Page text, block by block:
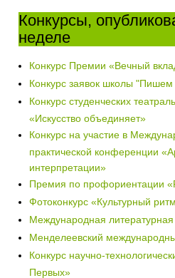
Конкурсы,
неделе
Конкурс Премии «Вечный
Конкурс заявок школы
Конкурс студенческих
«Искусство объединяет»
Конкурс на участие в
практической конференции
интерпретации»
Премия по профориентации
Фотоконкурс «Культурный
Международная
Менделеевский
Конкурс научно-
Первых»